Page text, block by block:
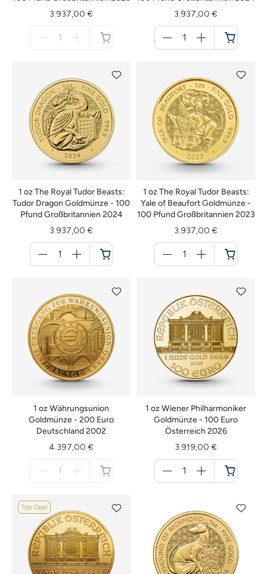
3.937,00 €
3.937,00 €
für
Warenkorb
1 oz The Royal Tudor Beasts:
Tudor Dragon Goldmünze - 100
Pfund Großbritannien 2024
3.937,00 €
für
Warenkorb
1 oz The Royal Tudor Beasts:
Yale of Beaufort Goldmünze -
100 Pfund Großbritannien 2023
3.937,00 €
für
Warenkorb
1 oz Währungsunion
Goldmünze - 200 Euro
Deutschland 2002
4.397,00 €
1 oz Wiener Philharmoniker
Goldmünze - 100 Euro
Österreich 2026
3.919,00 €
für
Warenkorb
Top Deal